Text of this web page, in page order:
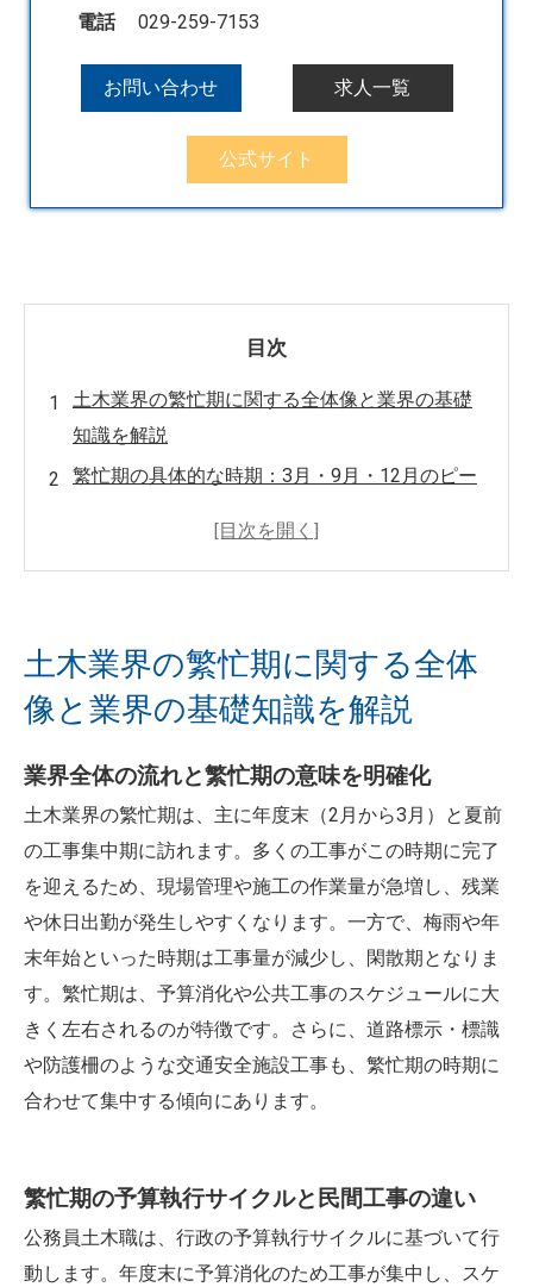
電話
029-259-7153
お問い合わせ 求人一覧
公式サイト
目次
土木業界の繁忙期に関する全体像と業界の基礎
知識を解説
繁忙期の具体的な時期：3月・9月・12月のピー
土木業界の繁忙期に関する全体
像と業界の基礎知識を解説
業界全体の流れと繁忙期の意味を明確化
土木業界の繁忙期は、主に年度末（2月から3月）と夏前
の工事集中期に訪れます。多くの工事がこの時期に完了
を迎えるため、現場管理や施工の作業量が急増し、残業
や休日出勤が発生しやすくなります。一方で、梅雨や年
末年始といった時期は工事量が減少し、閑散期となりま
す。繁忙期は、予算消化や公共工事のスケジュールに大
きく左右されるのが特徴です。さらに、道路標示・標識
や防護柵のような交通安全施設工事も、繁忙期の時期に
合わせて集中する傾向にあります。
繁忙期の予算執行サイクルと民間工事の違い
公務員土木職は、行政の予算執行サイクルに基づいて行
動します。年度末に予算消化のため工事が集中し、スケ